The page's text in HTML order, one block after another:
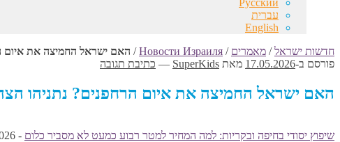
Русский
עברית
English
חדשות ישראל/ מאמרים /
Новости Израиля
/ האם ישראל החמיצה את איום
פורסם ב-17.05.2026 מאת SuperKids
— כתיבת תגובה
האם ישראל החמיצה את איום הרחפנים? נתניהו
שיפוץ יסודי בחיפה ובקריות: למה המחיר למטר רבוע כמעט לא מסביר כלום -